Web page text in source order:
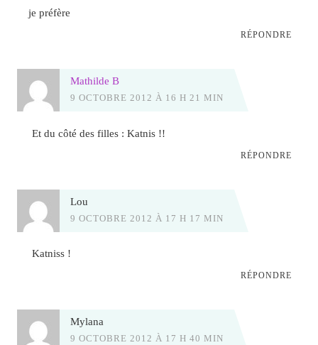
je préfère
RÉPONDRE
Mathilde B
9 OCTOBRE 2012 À 16 H 21 MIN
Et du côté des filles : Katnis !!
RÉPONDRE
Lou
9 OCTOBRE 2012 À 17 H 17 MIN
Katniss !
RÉPONDRE
Mylana
9 OCTOBRE 2012 À 17 H 40 MIN